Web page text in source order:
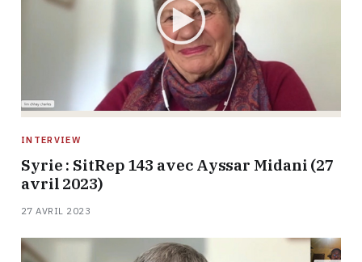
INTERVIEW
Syrie : SitRep 143 avec Ayssar Midani (27
avril 2023)
27 AVRIL 2023